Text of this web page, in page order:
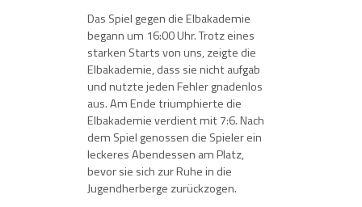
Das Spiel gegen die Elbakademie
begann um 16:00 Uhr. Trotz eines
starken Starts von uns, zeigte die
Elbakademie, dass sie nicht aufgab
und nutzte jeden Fehler gnadenlos
aus. Am Ende triumphierte die
Elbakademie verdient mit 7:6. Nach
dem Spiel genossen die Spieler ein
leckeres Abendessen am Platz,
bevor sie sich zur Ruhe in die
Jugendherberge zurückzogen.